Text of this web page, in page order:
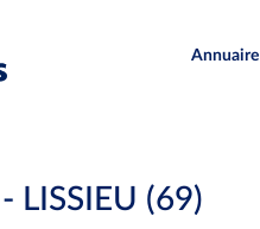
Annuaire
LISSIEU (69)